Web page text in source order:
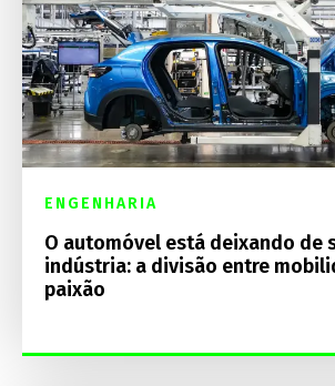
ENGENHARIA
O automóvel está deixando de
indústria: a divisão entre
paixão